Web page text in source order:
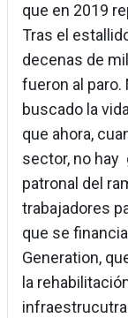
que en 2019
Tras el
decenas de
fueron al paro.
buscado la
que ahora,
sector, no hay
patronal del
trabajadores
que se
Generation,
la